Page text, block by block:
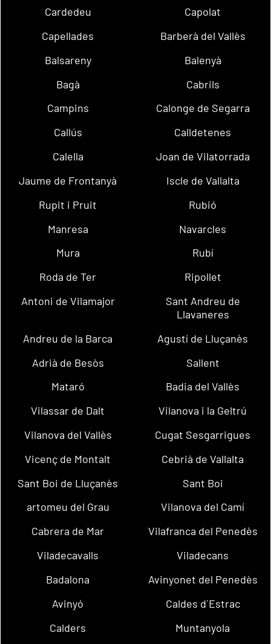
Cardedeu
Capolat
Capellades
Barberà del Vallès
Balsareny
Balenyà
Bagà
Cabrils
Campins
Calonge de Segarra
Callús
Calldetenes
Calella
Joan de Vilatorrada
Jaume de Frontanyà
Iscle de Vallalta
Rupit i Pruit
Rubió
Manresa
Navarcles
Mura
Rubí
Roda de Ter
Ripollet
Antoni de Vilamajor
Sant Andreu de
Llavaneres
Andreu de la Barca
Agustí de Lluçanès
Adrià de Besòs
Sallent
Mataró
Badia del Vallès
Vilassar de Dalt
Vilanova i la Geltrú
Vilanova del Vallès
Cugat Sesgarrigues
Vicenç de Montalt
Cebrià de Vallalta
Sant Boi de Lluçanès
Sant Boi
artomeu del Grau
Vilanova del Camí
Cabrera de Mar
Vilafranca del Penedès
Viladecavalls
Viladecans
Badalona
Avinyonet del Penedès
Avinyó
Caldes d´Estrac
Calders
Muntanyola